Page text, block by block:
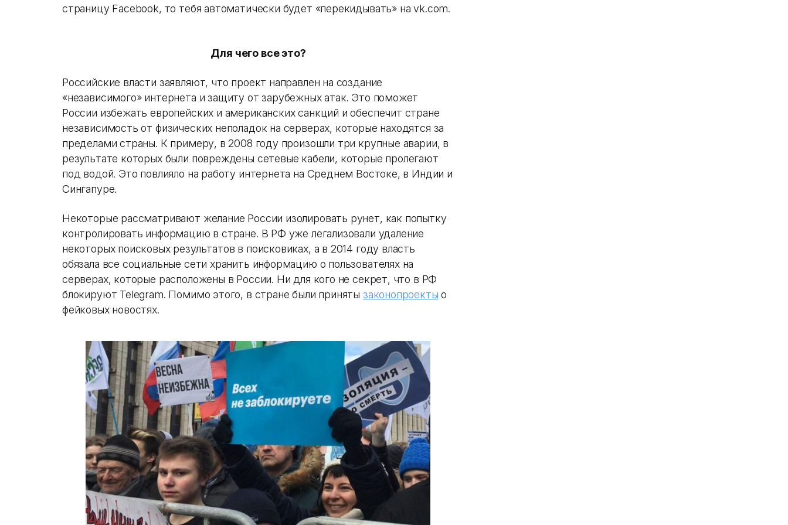
страницу Facebook, то тебя автоматически будет «перекидывать» на vk.com.
Для чего все это?
Российские власти заявляют, что проект направлен на создание
«независимого» интернета и защиту от зарубежных атак. Это поможет
России избежать европейских и американских санкций и обеспечит стране
независимость от физических неполадок на серверах, которые находятся за
пределами страны. К примеру, в 2008 году произошли три крупные аварии, в
результате которых были повреждены сетевые кабели, которые пролегают
под водой. Это повлияло на работу интернета на Среднем Востоке, в Индии и
Сингапуре.
Некоторые рассматривают желание России изолировать рунет, как попытку
контролировать информацию в стране. В РФ уже легализовали удаление
некоторых поисковых результатов в поисковиках, а в 2014 году власть
обязала все социальные сети хранить информацию о пользователях на
серверах, которые расположены в России. Ни для кого не секрет, что в РФ
блокируют Telegram. Помимо этого, в стране были приняты законопроекты о
фейковых новостях.